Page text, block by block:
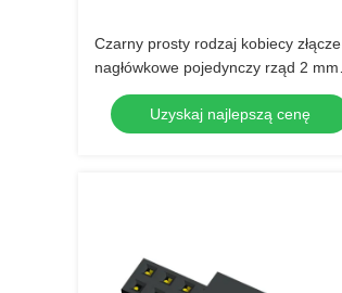
Czarny prosty rodzaj kobiecy złącze
nagłówkowe pojedynczy rząd 2 mm
odchylenie 5 pin
Uzyskaj najlepszą cenę